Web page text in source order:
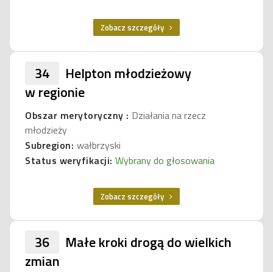
Zobacz szczegóły
34
Helpton młodzieżowy
w regionie
Obszar merytoryczny : Działania na rzecz
młodzieży
Subregion: wałbrzyski
Status weryfikacji: Wybrany do głosowania
Zobacz szczegóły
36
Małe kroki drogą do wielkich
zmian